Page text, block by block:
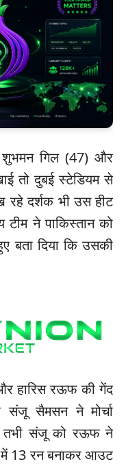
शुभमन गिल (47) और
तो दुबई स्टेडियम से
रहे दर्शक भी उस हीट
ने पाकिस्तान को
बता दिया कि उसकी
हारिस रऊफ की गेंद
सैमसन ने मोर्चा
तभी संजू को रऊफ ने
में 13 रन बनाकर आउट